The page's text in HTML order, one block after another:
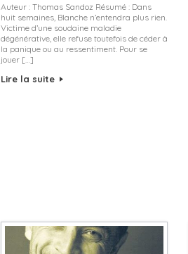
Auteur : Thomas Sandoz Résumé : Dans
huit semaines, Blanche n’entendra plus rien.
Victime d’une soudaine maladie
dégénérative, elle refuse toutefois de céder à
la panique ou au ressentiment. Pour se
jouer […]
Lire la suite